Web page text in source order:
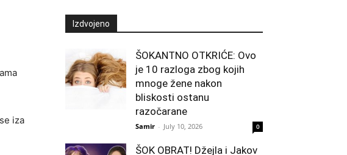
iza
Izdvojeno
ŠOKANTNO OTKRIĆE: Ovo
je 10 razloga zbog kojih
mnoge žene nakon
bliskosti ostanu
razočarane
Samir - July 10, 2026 0
ŠOK OBRAT! Džejla i Jakov